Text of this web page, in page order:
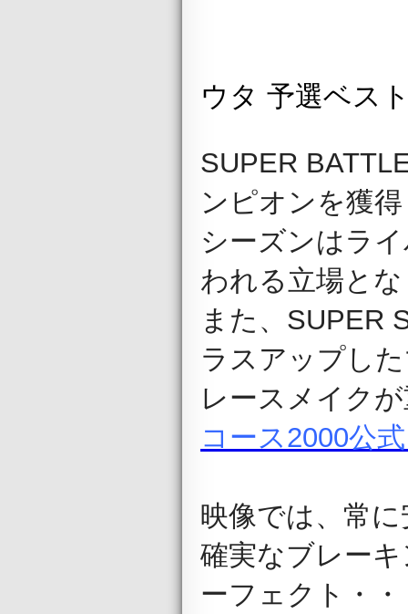
ウタ 予選ベス
SUPER
ンピオンを獲
シーズンはラ
われる立場と
また、SUPER
ラスアップし
レースメイク
コース2000公
映像では、常
確実なブレー
ーフェクト・